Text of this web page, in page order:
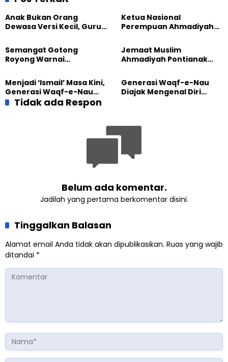
Anak Bukan Orang
Dewasa Versi Kecil, Guru
Pendidikan BERLIAN
Ketua Nasional
Perempuan Ahmadiyah
Besar Universitas
Terbuka
Semangat Gotong
Royong Warnai
Masjid di Jemaat
Ahmadiyah Sukapura
Jemaat Muslim
Ahmadiyah Pontianak
Perkuat Kolaborasi Sosial
Menjadi ‘Ismail’ Masa Kini,
Generasi Waqf-e-Nau
Diajak Hidup untuk
Generasi Waqf-e-Nau
Diajak Mengenal Diri
Tidak ada Respon
Belum ada komentar.
Jadilah yang pertama berkomentar disini.
Tinggalkan Balasan
Alamat email Anda tidak akan dipublikasikan. Ruas yang wajib
ditandai *